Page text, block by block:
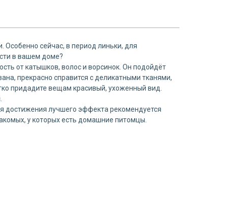
сейчас, в период линьки, для
в вашем доме?
от катышков, волос и ворсинок. Он подойдёт
прекрасно справится с деликатными тканями,
придадите вещам красивый, ухоженный вид.
достижения лучшего эффекта рекомендуется
у которых есть домашние питомцы.